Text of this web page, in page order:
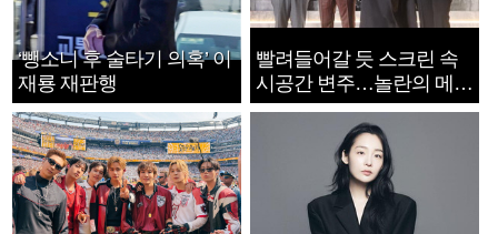
‘뺑소니 후 술타기 의혹’ 이
재룡 재판행
빨려들어갈 듯 스크린 속
시공간 변주…놀란의 메시
지는 ‘전쟁 속죄’